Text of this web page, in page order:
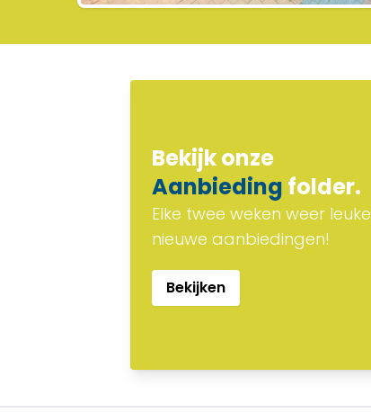
Bekijk onze
Aanbieding folder.
Elke twee weken weer leuke
nieuwe aanbiedingen!
Bekijken